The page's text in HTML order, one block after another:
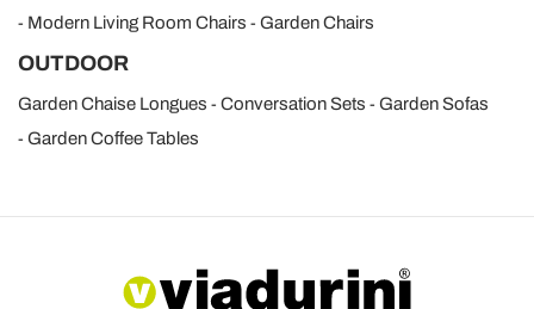
Modern Living Room Chairs
Garden Chairs
OUTDOOR
Garden Chaise Longues Conversation Sets
Garden Sofas
Garden Coffee Tables